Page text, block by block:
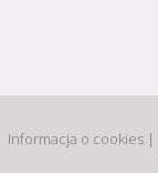
Informacja o cookies |